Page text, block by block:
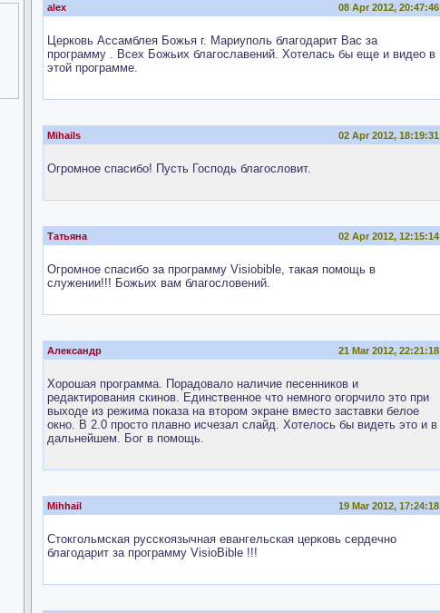
alex 08 Apr 2012, 20:47:46
Церковь Ассамблея Божья г. Мариуполь благодарит Вас за
программу . Всех Божьих благославений. Хотелась бы еще и видео в
этой программе.
Mihails 02 Apr 2012, 18:19:31
Огромное спасибо! Пусть Господь благословит.
Татьяна 02 Apr 2012, 12:15:14
Огромное спасибо за программу Visiobible, такая помощь в
служении!!! Божьих вам благословений.
Александр 21 Mar 2012, 22:21:18
Хорошая программа. Порадовало наличие песенников и
редактирования скинов. Единственное что немного огорчило это при
выходе из режима показа на втором экране вместо заставки белое
окно. В 2.0 просто плавно исчезал слайд. Хотелось бы видеть это и в
дальнейшем. Бог в помощь.
Mihhail 19 Mar 2012, 17:24:18
Стокгольмская русскоязычная евангельская церковь сердечно
благодарит за программу VisioBible !!!